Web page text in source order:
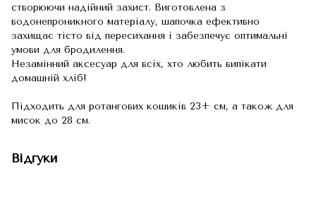
створюючи надійний захист. Виготовлена ​​​​з
водонепроникного матеріалу, шапочка ефективно
захищає тісто від пересихання і забезпечує оптимальні
умови для бродилення.
Незамінний аксесуар для всіх, хто любить випікати
домашній хліб!
Підходить для ротангових кошиків 23+ см, а також для
мисок до 28 см.
Відгуки